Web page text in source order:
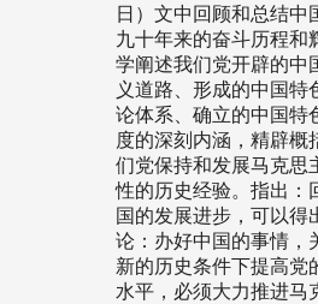
日）文中回顾和总结中
九十年来的奋斗历程和
学阐述我们党开辟的中
义道路、形成的中国特
论体系、确立的中国特
度的深刻内涵，精辟概
们党保持和发展马克思
性的历史经验。指出：
国的发展进步，可以得
论：办好中国的事情，
新的历史条件下提高党
水平，必须大力推进马